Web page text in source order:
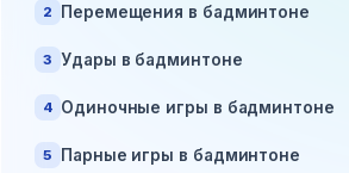
2 Перемещения в бадминтоне
3 Удары в бадминтоне
4 Одиночные игры в бадминтоне
5 Парные игры в бадминтоне